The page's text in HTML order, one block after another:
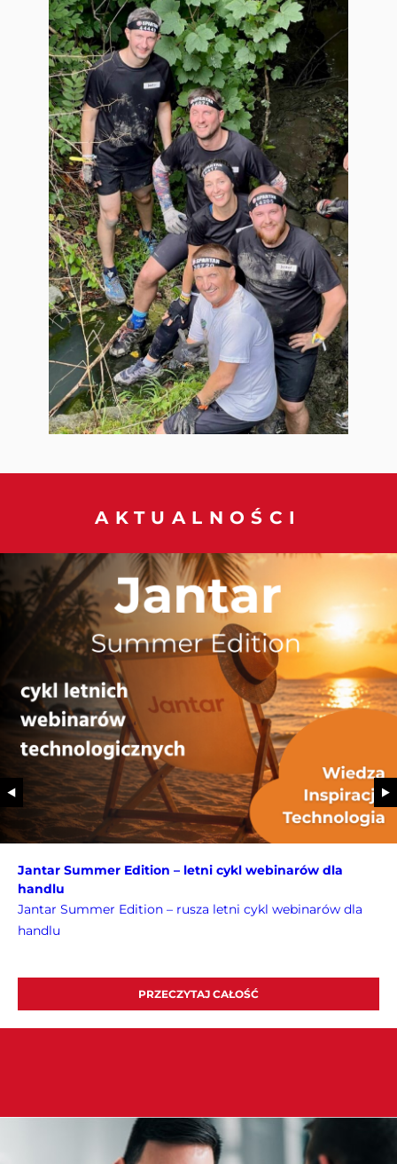
AKTUALNOŚCI
Jantar Summer Edition – letni cykl webinarów dla
handlu
Jantar Summer Edition – rusza letni cykl webinarów dla
handlu
PRZECZYTAJ CAŁOŚĆ